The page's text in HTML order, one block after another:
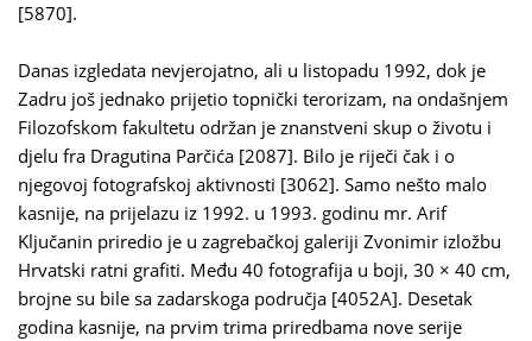
[5870].
Danas izgledata nevjerojatno, ali u listopadu 1992, dok je
Zadru još jednako prijetio topnički terorizam, na ondašnjem
Filozofskom fakultetu održan je znanstveni skup o životu i
djelu fra Dragutina Parčića [2087]. Bilo je riječi čak i o
njegovoj fotografskoj aktivnosti [3062]. Samo nešto malo
kasnije, na prijelazu iz 1992. u 1993. godinu mr. Arif
Ključanin priredio je u zagrebačkoj galeriji Zvonimir izložbu
Hrvatski ratni grafiti. Među 40 fotografija u boji, 30 × 40 cm,
brojne su bile sa zadarskoga područja [4052A]. Desetak
godina kasnije, na prvim trima priredbama nove serije